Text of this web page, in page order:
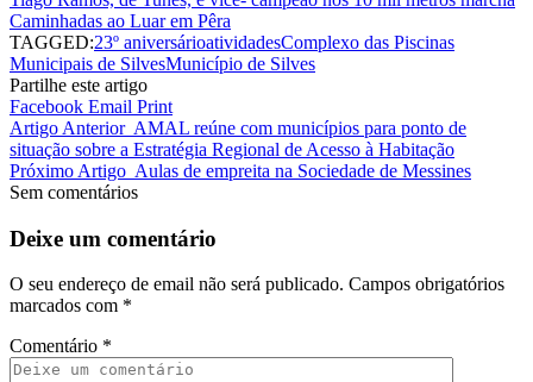
Caminhadas ao Luar em Pêra
TAGGED:23º aniversárioatividadesComplexo das Piscinas
Municipais de SilvesMunicípio de Silves
Partilhe este artigo
Facebook Email Print
Artigo Anterior AMAL reúne com municípios para ponto de
situação sobre a Estratégia Regional de Acesso à Habitação
Próximo Artigo Aulas de empreita na Sociedade de Messines
Sem comentários
Deixe um comentário
O seu endereço de email não será publicado. Campos obrigatórios
marcados com *
Comentário *